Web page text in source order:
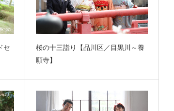
セ
桜の十三詣り【品川区／目黒川～養
願寺】